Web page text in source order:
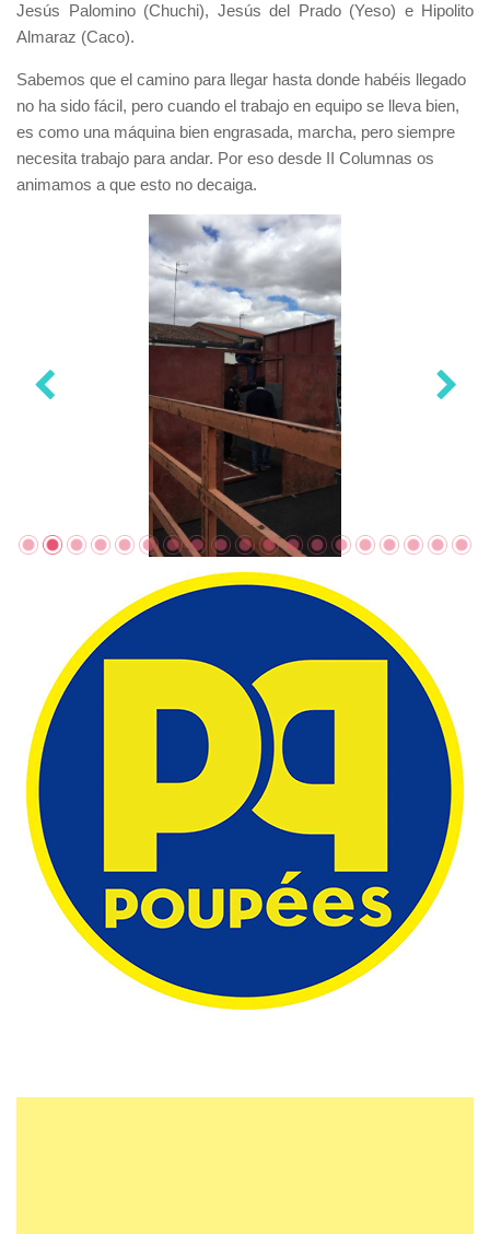
Jesús Palomino (Chuchi), Jesús del Prado (Yeso) e Hipolito
Almaraz (Caco).
Sabemos que el camino para llegar hasta donde habéis llegado
no ha sido fácil, pero cuando el trabajo en equipo se lleva bien,
es como una máquina bien engrasada, marcha, pero siempre
necesita trabajo para andar. Por eso desde II Columnas os
animamos a que esto no decaiga.